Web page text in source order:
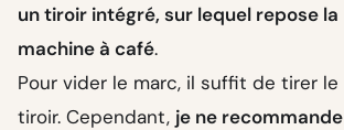
un tiroir intégré, sur lequel repose la
machine à café.
Pour vider le marc, il suffit de tirer le
tiroir. Cependant, je ne recommande